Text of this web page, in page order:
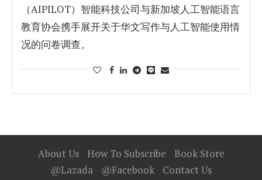
（AIPILOT）智能科技公司与新加坡人工智能语言
教育协会携手展开关于华文写作与人工智能使用情
况的问卷调查。
About Us How To Subscribe
Book Store
@Lazada
@Facebook Contact Us